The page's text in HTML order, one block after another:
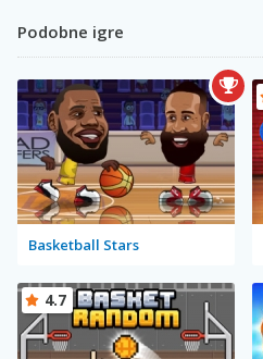
Podobne igre
Basketball Stars
4.7